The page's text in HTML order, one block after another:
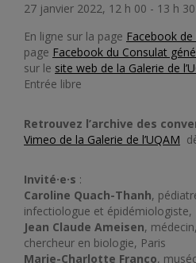
27 janvier 2022, 12 h 00 - 13 h 30
En ligne sur la page Facebook de
page Facebook du Consulat
sur le site web de la Galerie de
Entrée libre
Retrouvez l’archive des
Vimeo de la Galerie de l’UQAM
Invité·e·s :
Caroline Quach-Thanh,
infectiologue et épidémiologiste,
Jean Claude Ameisen,
chercheur en biologie, Paris
Marie-Charlotte Franco,